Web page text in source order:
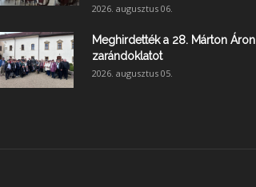
2026. augusztus 06.
Meghirdették a 28. Márton Áron
zarándoklatot
2026. augusztus 05.